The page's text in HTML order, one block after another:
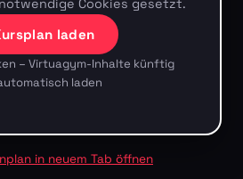
Cookies gesetzt.
laden
– Virtuagym-Inhalte künftig
laden
in neuem Tab öffnen